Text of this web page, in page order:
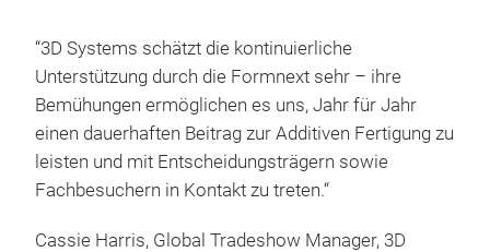
“3D Systems schätzt die kontinuierliche
Unterstützung durch die Formnext sehr – ihre
Bemühungen ermöglichen es uns, Jahr für Jahr
einen dauerhaften Beitrag zur Additiven Fertigung zu
leisten und mit Entscheidungsträgern sowie
Fachbesuchern in Kontakt zu treten.“
Cassie Harris, Global Tradeshow Manager, 3D